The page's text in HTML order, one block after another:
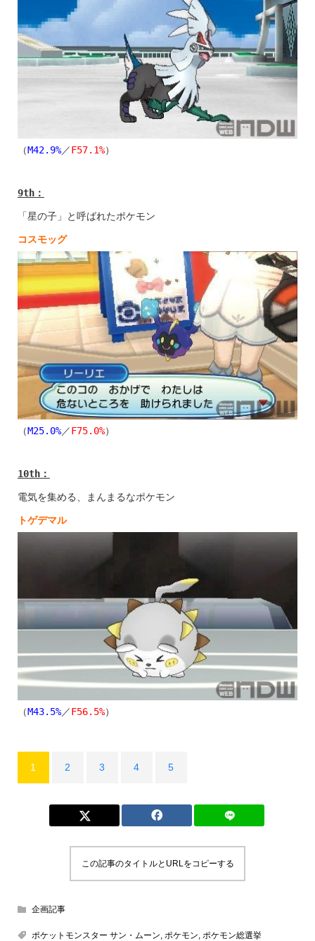
（M42.9%／F57.1%）
9th：
「星の子」と呼ばれたポケモン
コスモッグ
（M25.0%／F75.0%）
10th：
電気を集める、まんまるなポケモン
トゲデマル
（M43.5%／F56.5%）
1 2 3 4 5
この記事のタイトルとURLをコピーする
企画記事
ポケットモンスター サン・ムーン ポケモン ポケモン総選挙